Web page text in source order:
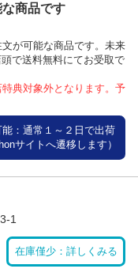
商品です
が可能な商品です。未来
で送料無料にてお受取で
典対象外となります。予
能：通常１～２日で出荷
サイトへ遷移します）
1
在庫僅少：詳しくみる